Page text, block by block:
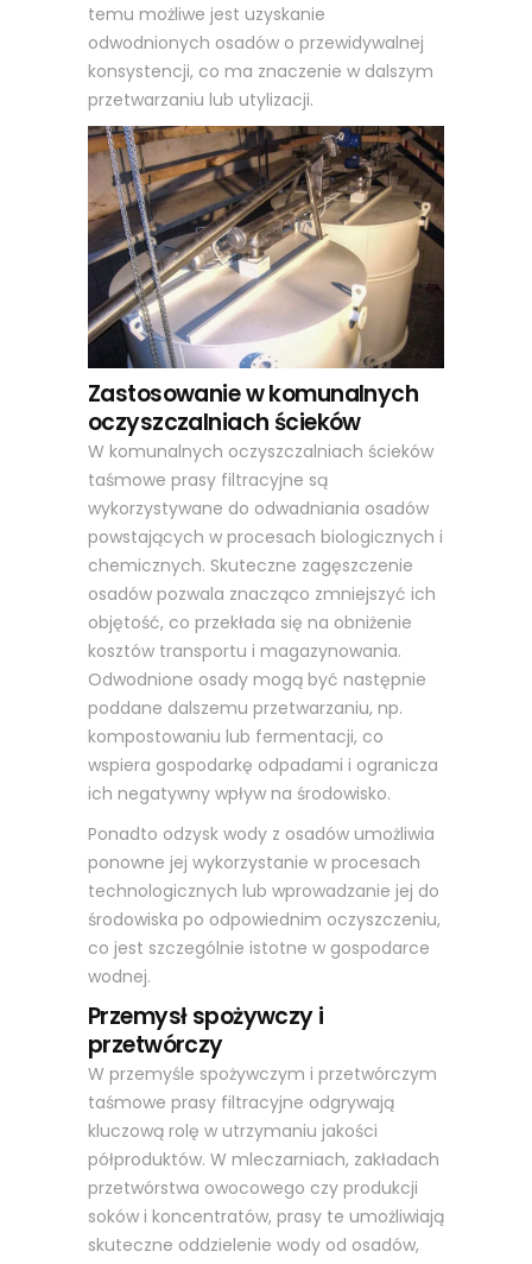
temu możliwe jest uzyskanie
odwodnionych osadów o przewidywalnej
konsystencji, co ma znaczenie w dalszym
przetwarzaniu lub utylizacji.
Zastosowanie w komunalnych
oczyszczalniach ścieków
W komunalnych oczyszczalniach ścieków
taśmowe prasy filtracyjne są
wykorzystywane do odwadniania osadów
powstających w procesach biologicznych i
chemicznych. Skuteczne zagęszczenie
osadów pozwala znacząco zmniejszyć ich
objętość, co przekłada się na obniżenie
kosztów transportu i magazynowania.
Odwodnione osady mogą być następnie
poddane dalszemu przetwarzaniu, np.
kompostowaniu lub fermentacji, co
wspiera gospodarkę odpadami i ogranicza
ich negatywny wpływ na środowisko.
Ponadto odzysk wody z osadów umożliwia
ponowne jej wykorzystanie w procesach
technologicznych lub wprowadzanie jej do
środowiska po odpowiednim oczyszczeniu,
co jest szczególnie istotne w gospodarce
wodnej.
Przemysł spożywczy i
przetwórczy
W przemyśle spożywczym i przetwórczym
taśmowe prasy filtracyjne odgrywają
kluczową rolę w utrzymaniu jakości
półproduktów. W mleczarniach, zakładach
przetwórstwa owocowego czy produkcji
soków i koncentratów, prasy te umożliwiają
skuteczne oddzielenie wody od osadów,